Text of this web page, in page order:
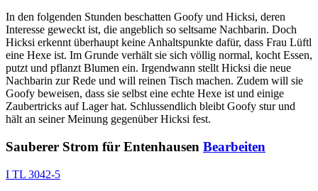
In den folgenden Stunden beschatten Goofy und Hicksi, deren
Interesse geweckt ist, die angeblich so seltsame Nachbarin. Doch
Hicksi erkennt überhaupt keine Anhaltspunkte dafür, dass Frau Lüftl
eine Hexe ist. Im Grunde verhält sie sich völlig normal, kocht Essen,
putzt und pflanzt Blumen ein. Irgendwann stellt Hicksi die neue
Nachbarin zur Rede und will reinen Tisch machen. Zudem will sie
Goofy beweisen, dass sie selbst eine echte Hexe ist und einige
Zaubertricks auf Lager hat. Schlussendlich bleibt Goofy stur und
hält an seiner Meinung gegenüber Hicksi fest.
Sauberer Strom für Entenhausen Bearbeiten
I TL 3042-5